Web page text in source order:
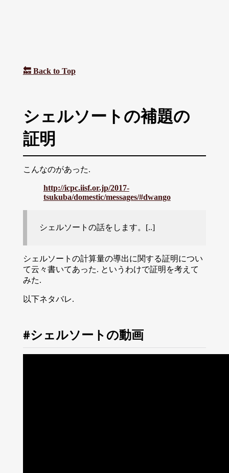
🔙 Back to Top
シェルソートの補題の
証明
こんなのがあった.
http://icpc.iisf.or.jp/2017-
tsukuba/domestic/messages/#dwango
シェルソートの話をします。[..]
シェルソートの計算量の導出に関する証明につい
て云々書いてあった. というわけで証明を考えて
みた.
以下ネタバレ.
シェルソートの動画